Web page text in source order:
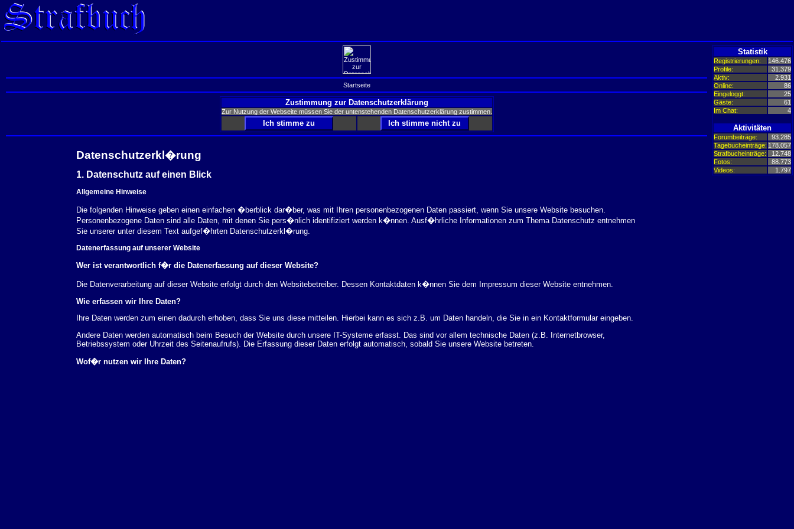
Startseite
Zustimmung zur Datenschutzerklärung
Zur Nutzung der Webseite müssen Sie der untenstehenden Datenschutzerklärung zustimmen.
Datenschutzerkl�rung
1. Datenschutz auf einen Blick
Allgemeine Hinweise
Die folgenden Hinweise geben einen einfachen �berblick dar�ber, was mit Ihren personenbezogenen Daten passiert, wenn Sie unsere Website besuchen.
Personenbezogene Daten sind alle Daten, mit denen Sie pers�nlich identifiziert werden k�nnen. Ausf�hrliche Informationen zum Thema Datenschutz entnehmen
Sie unserer unter diesem Text aufgef�hrten Datenschutzerkl�rung.
Datenerfassung auf unserer Website
Wer ist verantwortlich f�r die Datenerfassung auf dieser Website?
Die Datenverarbeitung auf dieser Website erfolgt durch den Websitebetreiber. Dessen Kontaktdaten k�nnen Sie dem Impressum dieser Website entnehmen.
Wie erfassen wir Ihre Daten?
Ihre Daten werden zum einen dadurch erhoben, dass Sie uns diese mitteilen. Hierbei kann es sich z.B. um Daten handeln, die Sie in ein Kontaktformular eingeben.
Andere Daten werden automatisch beim Besuch der Website durch unsere IT-Systeme erfasst. Das sind vor allem technische Daten (z.B. Internetbrowser,
Betriebssystem oder Uhrzeit des Seitenaufrufs). Die Erfassung dieser Daten erfolgt automatisch, sobald Sie unsere Website betreten.
Wof�r nutzen wir Ihre Daten?
Statistik
Registrierungen:
146.476
Profile:
31.379
Aktiv:
2.931
Online:
86
Eingeloggt:
25
Gäste:
61
Im Chat:
4
Aktivitäten
Forumbeiträge:
93.285
Tagebucheinträge: 178.057
Strafbucheinträge:
12.748
Fotos:
88.773
Videos:
1.797